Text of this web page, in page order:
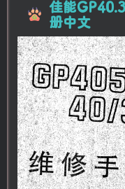
佳能
册中文